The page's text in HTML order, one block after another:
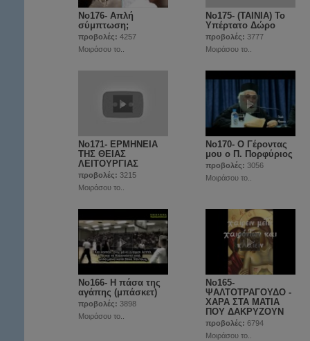
No176- Απλή
σύμπτωση;
προβολές: 4257
Μοιράσου το..
No175- (ΤΑΙΝΙΑ) Το
Υπέρτατο Δώρο
προβολές: 3777
Μοιράσου το..
No171- ΕΡΜΗΝΕΙΑ
ΤΗΣ ΘΕΙΑΣ
ΛΕΙΤΟΥΡΓΙΑΣ
προβολές: 3215
Μοιράσου το..
Νο170- Ο Γέροντας
μου ο Π. Πορφύριος
προβολές: 3056
Μοιράσου το..
Νο166- Η πάσα της
αγάπης (μπάσκετ)
προβολές: 3898
Μοιράσου το..
Νο165-
ΨΑΛΤΟΤΡΑΓΟΥΔΟ -
ΧΑΡΑ ΣΤΑ ΜΑΤΙΑ
ΠΟΥ ΔΑΚΡΥΖΟΥΝ
προβολές: 6794
Μοιράσου το..